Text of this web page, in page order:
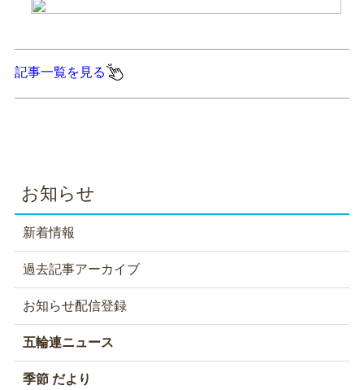
記事一覧を見る
お知らせ
新着情報
過去記事アーカイブ
お知らせ配信登録
五輪連ニュース
季節 だより